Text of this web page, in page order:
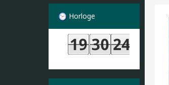
Horloge